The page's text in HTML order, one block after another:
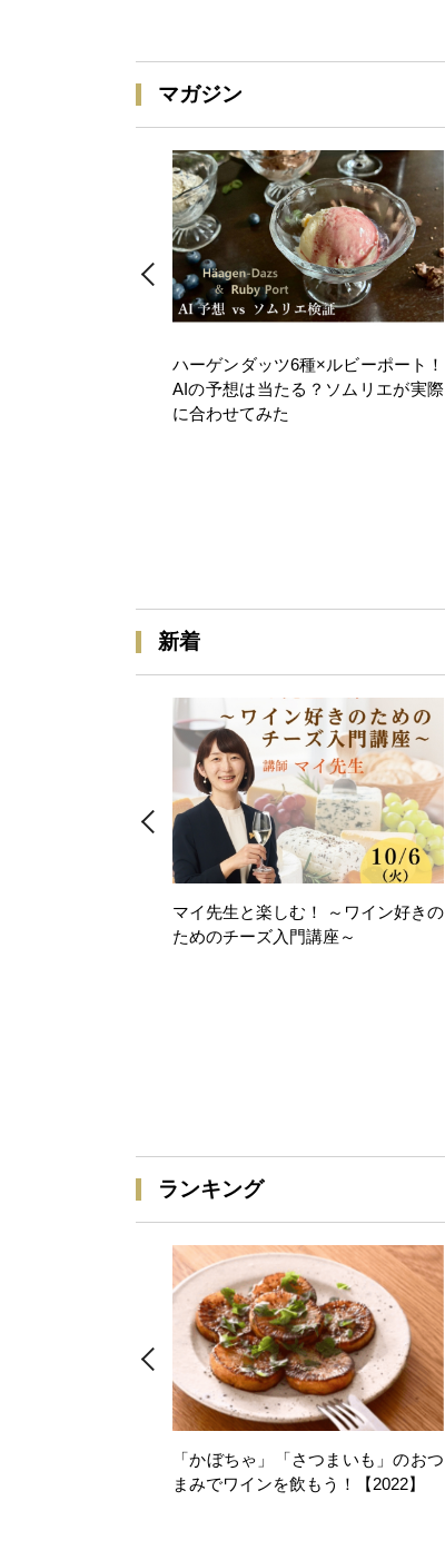
マガジン
ハーゲンダッツ6種×ルビーポート！
AIの予想は当たる？ソムリエが実際
に合わせてみた
新着
マイ先生と楽しむ！ ～ワイン好きの
ためのチーズ入門講座～
ランキング
「かぼちゃ」「さつまいも」のおつ
まみでワインを飲もう！【2022】